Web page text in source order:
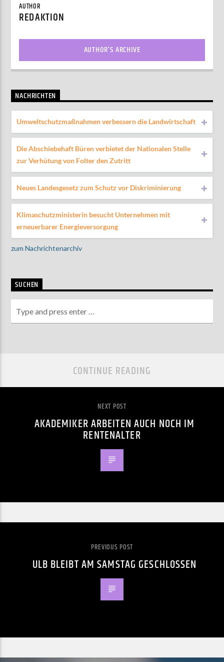
AUTHOR
REDAKTION
AUTHOR'S ARCHIVE
NACHRICHTEN
Umweltschutzmaßnahmen verbessern die Landwirtschaft
Die Abschiebehaft Büren verbietet der Nationalen Stelle
zur Verhütung von Folter den Zutritt
Neues Landesgesetz zum Schutz vor Diskriminierung
Klimaschutzministerin besucht Unternehmen mit
erneuerbarer Energieversorgung
zum Nachrichtenarchiv
SUCHEN
CONTINUE READING
NEXT POST
AKADEMIKER ARBEITEN AUCH NOCH IM
RENTENALTER
PREVIOUS POST
ULB BLEIBT AM SAMSTAG GESCHLOSSEN